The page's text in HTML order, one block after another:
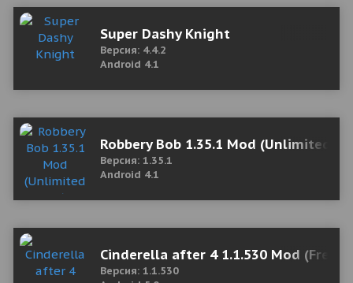
Super Dashy Knight
Версия: 4.4.2
Android 4.1
Robbery Bob 1.35.1 Mod (Unlimited
Версия: 1.35.1
Android 4.1
Cinderella after 4 1.1.530 Mod (Free
Версия: 1.1.530